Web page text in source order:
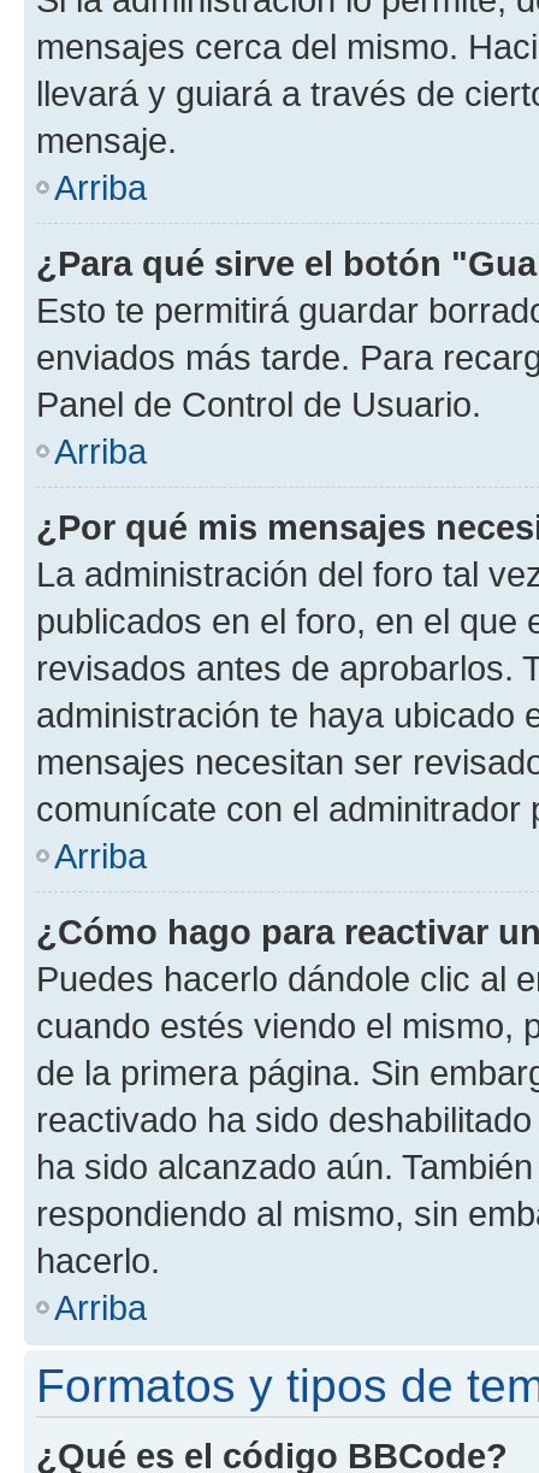
mensajes cerca del mismo.
llevará y guiará a través de
mensaje.
Arriba
¿Para qué sirve el botón
Esto te permitirá guardar
enviados más tarde. Para
Panel de Control de Usuario.
Arriba
¿Por qué mis mensajes
La administración del foro tal
publicados en el foro, en el
revisados antes de aprobarlos.
administración te haya ubicado
mensajes necesitan ser
comunícate con el
Arriba
¿Cómo hago para reactivar
Puedes hacerlo dándole clic al
cuando estés viendo el mismo,
de la primera página. Sin
reactivado ha sido
ha sido alcanzado aún.
respondiendo al mismo, sin
hacerlo.
Arriba
Formatos y tipos de
¿Qué es el código BBCode?